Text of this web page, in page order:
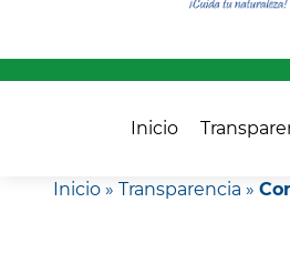
Inicio
Inicio » Transparencia »